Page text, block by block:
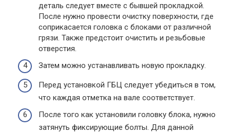
деталь следует вместе с бывшей прокладкой.
После нужно провести очистку поверхности, где
соприкасается головка с блоками от различной
грязи. Также предстоит очистить и резьбовые
отверстия.
Затем можно устанавливать новую прокладку.
Перед установкой ГБЦ следует убедиться в том,
что каждая отметка на вале соответствует.
После того как установили головку блока, нужно
затянуть фиксирующие болты. Для данной